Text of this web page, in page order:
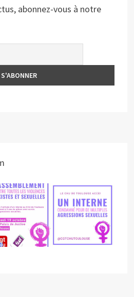
abonnez-vous à notre